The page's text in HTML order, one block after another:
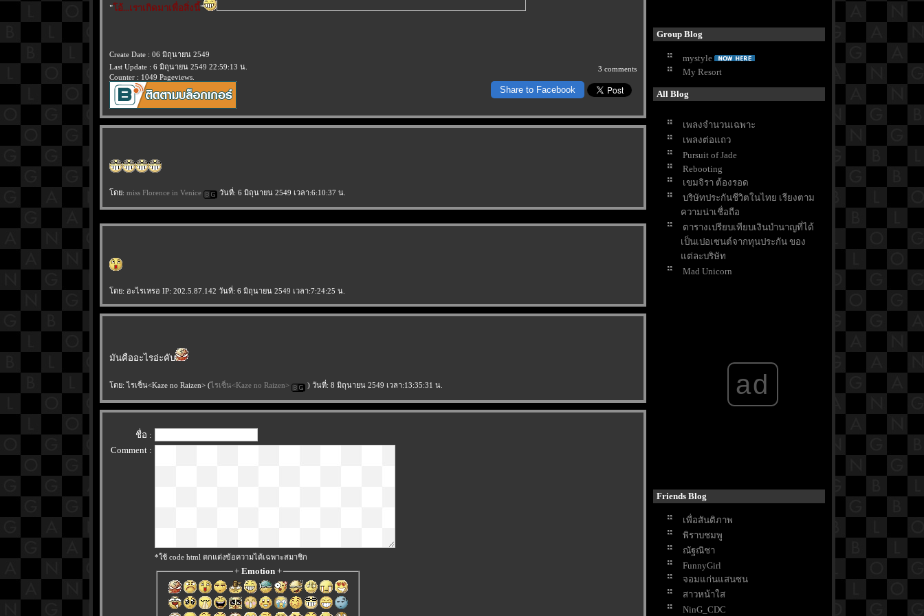
"อ้...เราเกิดมาเพื่อสิ่งนี้"
Create Date : 06 มิถุนายน 2549
Last Update : 6 มิถุนายน 2549 22:59:13 น.
Counter : 1049 Pageviews.
3 comments
Share to Facebook
ดย: miss Florence in Venice วันที่: 6 มิถุนายน 2549 เวลา:6:10:37 น.
ดย: อะไรเหรอ IP: 202.5.87.142 วันที่: 6 มิถุนายน 2549 เวลา:7:24:25 น.
มันคืออะไรอ่ะคับ
ดย: ไรเซ็น<Kaze no Raizen> (ไรเซ็น<Kaze no Raizen> ) วันที่: 8 มิถุนายน 2549 เวลา:13:35:31 น.
ชื่อ :
Comment :
*ใช้ code html ตกแต่งข้อความได้เฉพาะสมาชิก
+ Emotion+
Group Blog
mystyle
My Resort
All Blog
เพลงจำนวนเฉพาะ
เพลงต่อแถว
Pursuit of Jade
Rebooting
เขมจิรา ต้องรอด
บริษัทประกันชีวิตในไทย เรียงตาม
ความน่าเชื่อถือ
ตารางเปรียบเทียบเงินบำนาญที่ได้
เป็นเปอเซนต์จากทุนประกัน ของ
ต่ละบริษัท
Mad Unicorn
My lovely liar
The Starry Love
The Vault
Shining Just For You
Unlocked
รักหนูมั้
Plane
The Last of Us
ad
Friends Blog
เพื่อสันติภาพ
พิราบชมพู
ณัฐณิชา
FunnyGirl
จอมแก่นแสนซน
สาวหน้าใส
NinG_CDC